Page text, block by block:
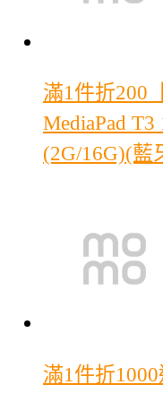
滿1件折200
MediaPad
(2G/16G)(藍
滿1件折1000